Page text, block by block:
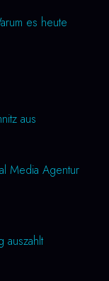
es heute
aus
Media Agentur
auszahlt